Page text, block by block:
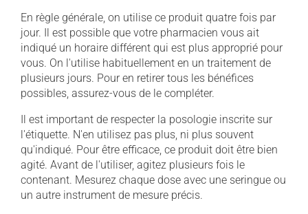
En règle générale, on utilise ce produit quatre fois par
jour. Il est possible que votre pharmacien vous ait
indiqué un horaire différent qui est plus approprié pour
vous. On l'utilise habituellement en un traitement de
plusieurs jours. Pour en retirer tous les bénéfices
possibles, assurez-vous de le compléter.
Il est important de respecter la posologie inscrite sur
l'étiquette. N'en utilisez pas plus, ni plus souvent
qu'indiqué. Pour être efficace, ce produit doit être bien
agité. Avant de l'utiliser, agitez plusieurs fois le
contenant. Mesurez chaque dose avec une seringue ou
un autre instrument de mesure précis.